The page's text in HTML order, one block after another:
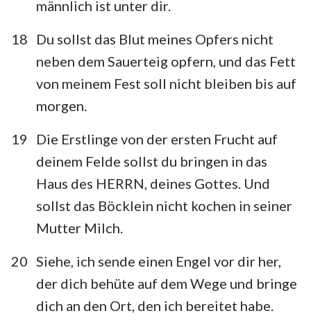
22
23 24 25 26
28
29
30 31 32 33 34
35
36
37 38
männlich ist unter dir.
18
Du sollst das Blut meines Opfers nicht
neben dem Sauerteig opfern, und das Fett
von meinem Fest soll nicht bleiben bis auf
morgen.
19
Die Erstlinge von der ersten Frucht auf
deinem Felde sollst du bringen in das
Haus des HERRN, deines Gottes. Und
sollst das Böcklein nicht kochen in seiner
Mutter Milch.
20 Siehe, ich sende einen Engel vor dir her,
der dich behüte auf dem Wege und bringe
dich an den Ort, den ich bereitet habe.